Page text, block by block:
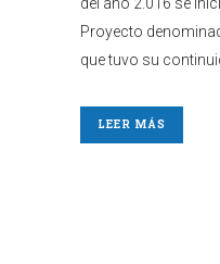
Proyecto
que tuvo su
LEER MÁS